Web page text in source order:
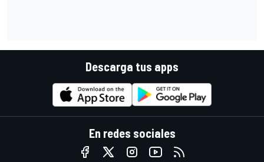
Descarga tus apps
En redes sociales